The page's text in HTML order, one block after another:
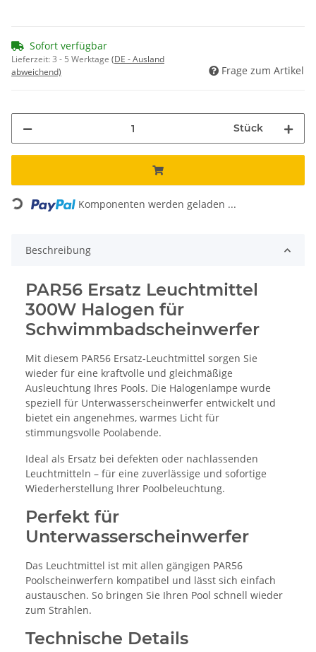
Sofort verfügbar
Lieferzeit:3 - 5 Werktage (DE - Ausland
abweichend)
Frage zum Artikel
Stück
Loading... Komponenten werden geladen ...
Beschreibung
PAR56 Ersatz Leuchtmittel
300W Halogen für
Schwimmbadscheinwerfer
Mit diesem PAR56 Ersatz-Leuchtmittel sorgen Sie
wieder für eine kraftvolle und gleichmäßige
Ausleuchtung Ihres Pools. Die Halogenlampe wurde
speziell für Unterwasserscheinwerfer entwickelt und
bietet ein angenehmes, warmes Licht für
stimmungsvolle Poolabende.
Ideal als Ersatz bei defekten oder nachlassenden
Leuchtmitteln – für eine zuverlässige und sofortige
Wiederherstellung Ihrer Poolbeleuchtung.
Perfekt für
Unterwasserscheinwerfer
Das Leuchtmittel ist mit allen gängigen PAR56
Poolscheinwerfern kompatibel und lässt sich einfach
austauschen. So bringen Sie Ihren Pool schnell wieder
zum Strahlen.
Technische Details